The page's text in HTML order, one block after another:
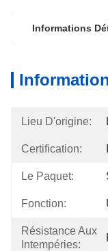
Informations
Lieu D'origine:
Certification:
Le Paquet:
Fonction:
Résistance Aux
Intempéries: